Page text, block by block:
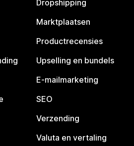
Dropshipping
Marktplaatsen
Productrecensies
Upselling en bundels
E-mailmarketing
SEO
Verzending
Valuta en vertaling